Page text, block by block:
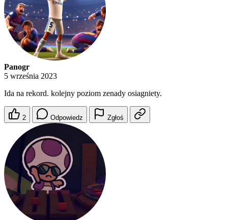
Panogr
5 września 2023
Ida na rekord. kolejny poziom zenady osiagniety.
2 Odpowiedz Zgłoś